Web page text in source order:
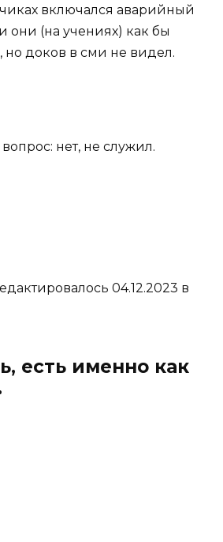
включался аварийный
они (на учениях) как бы
но доков в сми не видел.
нет, не служил.
04.12.2023 в
есть именно как